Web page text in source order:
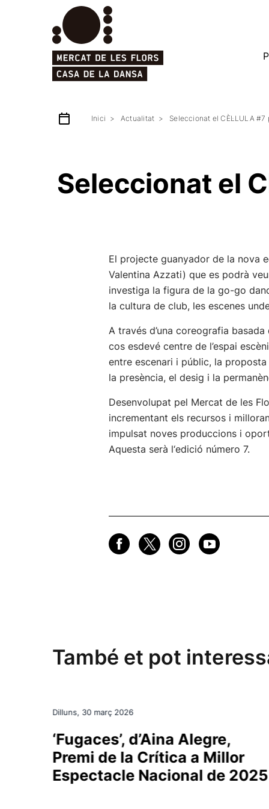
Inici Actualitat Seleccionat el CÈL·LULA
Seleccionat el
El projecte guanyador de la nova
Valentina Azzati) que es podrà
investiga la figura de la go-go
la cultura de club, les escenes
A través d’una coreografia
cos esdevé centre de l’espai
entre escenari i públic, la
la presència, el desig i la
Desenvolupat pel Mercat de les
incrementant els recursos i
impulsat noves produccions i
Aquesta serà l‘edició número 7.
També et pot
Dilluns, 30 març 2026
‘Fugaces’, d’Aina Alegre,
Premi de la Crítica a Millor
Espectacle Nacional de 2025